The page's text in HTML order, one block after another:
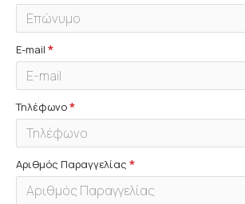
E-mail
Τηλέφωνο
Αριθμός Παραγγελίας